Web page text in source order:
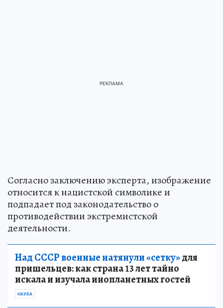
Согласно заключению эксперта, изображение
относится к нацистской символике и
подпадает под законодательство о
противодействии экстремистской
деятельности.
Над СССР военные натянули «сетку»для
пришельцев: как страна 13 лет тайно
искала и изучала инопланетных гостей
НАУКА